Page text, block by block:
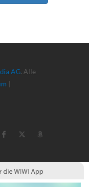
AG. Alle
|